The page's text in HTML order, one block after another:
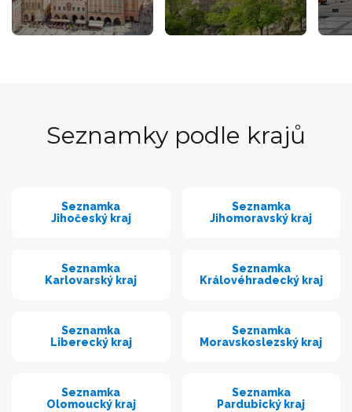
Seznamky podle krajů
Seznamka
Jihočeský kraj
Seznamka
Jihomoravský kraj
Seznamka
Karlovarský kraj
Seznamka
Královéhradecký kraj
Seznamka
Liberecký kraj
Seznamka
Moravskoslezský kraj
Seznamka
Olomoucký kraj
Seznamka
Pardubický kraj